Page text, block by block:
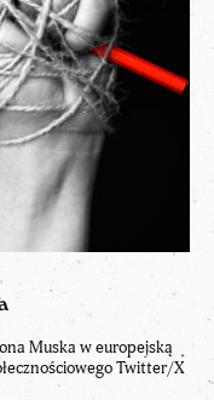
Muska w europejską
Twitter/X